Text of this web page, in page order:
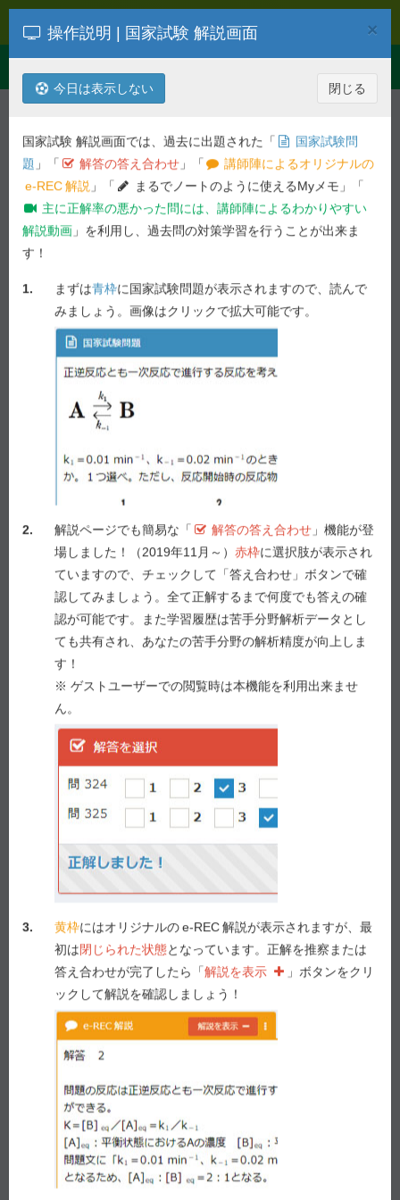
×
操作説明 | 国家試験 解説画面
今日は表示しない 閉じる
国家試験 解説画面では、過去に出題された「
国家試験問
題 」「 解答の答え合わせ 」「
講師陣によるオリジナルの
e-REC解説 」「
まるでノートのように使えるMyメモ」「
主に正解率の悪かった問には、講師陣によるわかりやすい
解説動画 」を利用し、過去問の対策学習を行うことが出来ま
す！
1. まずは青枠に国家試験問題が表示されますので、読んで
みましょう。画像はクリックで拡大可能です。
2. 解説ページでも簡易な「 解答の答え合わせ 」機能が登
場しました！（2019年11月～） 赤枠に選択肢が表示され
ていますので、チェックして「答え合わせ」ボタンで確
認してみましょう。全て正解するまで何度でも答えの確
認が可能です。また学習履歴は苦手分野解析データとし
ても共有され、あなたの苦手分野の解析精度が向上しま
す！
※ ゲストユーザーでの閲覧時は本機能を利用出来ませ
ん。
3. 黄枠にはオリジナルのe-REC解説が表示されますが、最
初は閉じられた状態となっています。正解を推察または
答え合わせが完了したら「解説を表示
」ボタンをクリ
ックして解説を確認しましょう！
e-REC
navigation
平成31年度 第104回 薬剤師国家試
験問題
必須問題 - 問 17
前の問へ
未ブックマーク 問 17 正答率 :72.7%
国家試験問題
感染型食中毒の原因となる細菌はどれか。１つ選べ。
Staphylococcus aureus
Clostridium botulinum
Aspergillus flavus
Kudoa septempunctata
Camþylobacter jejuni
解答を選択
問 17
1
2 3 4 5
答え合わせ
Previous
解説を表示
e-REC
メモを表示
Myメモ -4/ 1,000
解説動画作成を要望！
前の問へ
第 104 回 - 問 17 学習中